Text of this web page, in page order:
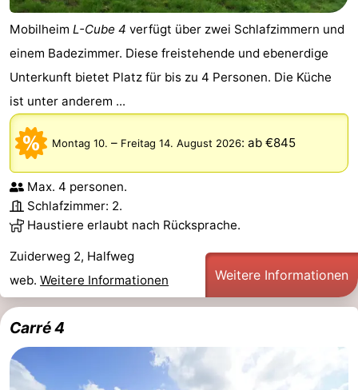
für
Touristen
Medizin
Adressen
Wetter
Kontakt
Mobilheim L-Cube 4 verfügt über zwei Schlafzimmern und
einem Badezimmer. Diese freistehende und ebenerdige
Unterkunft bietet Platz für bis zu 4 Personen. Die Küche
ist unter anderem ...
Montag 10. – Freitag 14. August 2026: ab €845
Max. 4 personen.
Schlafzimmer: 2.
Haustiere erlaubt nach Rücksprache.
Zuiderweg 2, Halfweg
web. Weitere Informationen Weitere Informationen
Carré 4